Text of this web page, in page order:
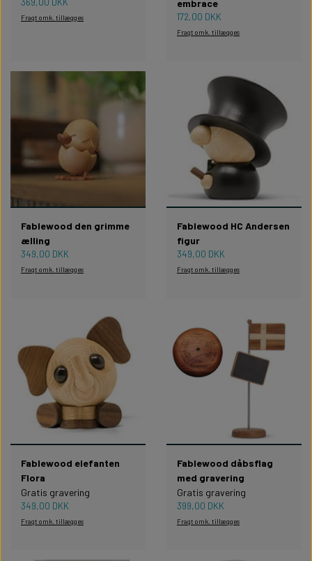
PERSONLIGE LED LAMPER
FLASKER MED LYS
PERSONLIGE COASTERS
FORKLÆDER MED TEKST
GAVEÆSKER I TRÆ
TERMOKRUS MED PRINT
STUDENT
NYTÅRS FEST
HALLOWEEN
BADEVÆRELSET
TEKST OG BOGSTAVER
WALLSTICKERS
Fragt omk. tillægges
embrace
172,00 DKK
Fragt omk. tillægges
Fablewood den grimme
ælling
349,00 DKK
Fragt omk. tillægges
Fablewood HC Andersen
figur
349,00 DKK
Fragt omk. tillægges
Fablewood elefanten
Flora
Gratis gravering
349,00 DKK
Fragt omk. tillægges
Fablewood dåbsflag
med gravering
Gratis gravering
399,00 DKK
Fragt omk. tillægges